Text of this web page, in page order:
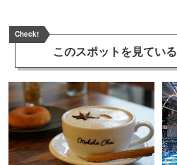
Check!
このスポットを見ている